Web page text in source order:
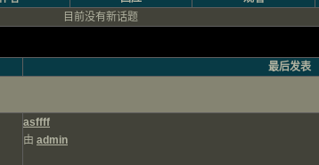
目前没有新话题
最后发表
asffff
由 admin